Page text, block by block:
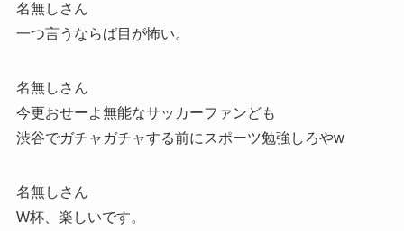
名無しさん
一つ言うならば目が怖い。
名無しさん
今更おせーよ無能なサッカーファンども
渋谷でガチャガチャする前にスポーツ勉強しろやw
名無しさん
W杯、楽しいです。